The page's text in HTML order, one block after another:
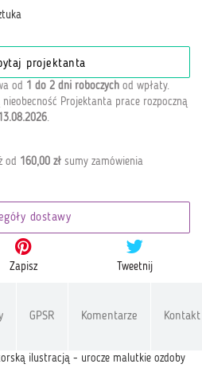
projektanta
od 1 do 2 dni roboczych od wpłaty.
Projektanta prace rozpoczną
.
od 160,00 zł sumy zamówienia
dostawy
Zapisz Tweetnij
GPSR Komentarze Kontakt
ilustracją - urocze malutkie ozdoby